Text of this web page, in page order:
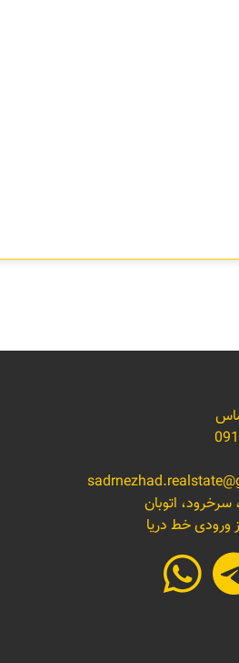
سرخرود، اتوبان
ورودی خط دریا